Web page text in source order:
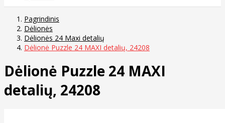
Pagrindinis
Dėlionės
Dėlionės 24 Maxi detalių
Dėlionė Puzzle 24 MAXI detalių, 24208
Dėlionė Puzzle 24 MAXI
detalių, 24208